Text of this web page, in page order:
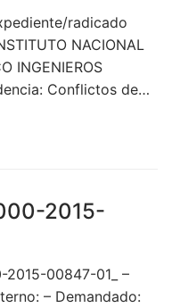
radicado
NACIONAL
INGENIEROS
Conflictos de…
2015-
2015-00847-01_ –
– Demandado: